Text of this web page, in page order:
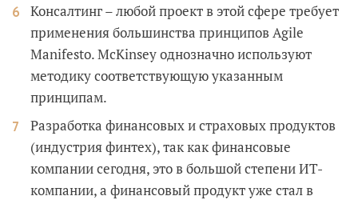
Консалтинг – любой проект в этой сфере требует
применения большинства принципов Agile
Manifesto. McKinsey однозначно используют
методику соответствующую указанным
принципам.
Разработка финансовых и страховых продуктов
(индустрия финтех), так как финансовые
компании сегодня, это в большой степени ИТ-
компании, а финансовый продукт уже стал в